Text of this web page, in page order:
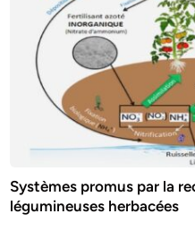
Systèmes promus par la
légumineuses herbacées